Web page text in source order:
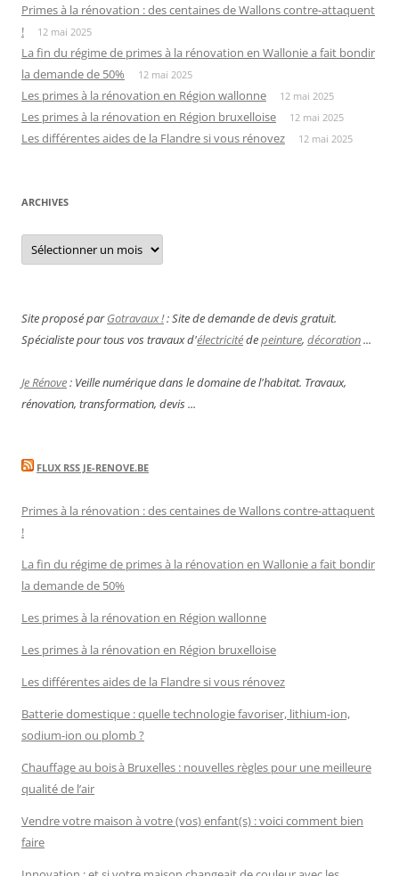
Primes à la rénovation : des centaines de Wallons contre-attaquent
!
12 mai 2025
La fin du régime de primes à la rénovation en Wallonie a fait bondir
la demande de 50%
12 mai 2025
Les primes à la rénovation en Région wallonne 12 mai 2025
Les primes à la rénovation en Région bruxelloise 12 mai 2025
Les différentes aides de la Flandre si vous rénovez 12 mai 2025
ARCHIVES
Archives
Site proposé parGotravaux !: Site de demande de devis gratuit.
Spécialiste pour tous vos travaux d'électricitédepeinture, décoration...
Je Rénove: Veille numérique dans le domaine de l'habitat. Travaux,
rénovation, transformation, devis ...
FLUX RSS JE-RENOVE.BE
Primes à la rénovation : des centaines de Wallons contre-attaquent
!
La fin du régime de primes à la rénovation en Wallonie a fait bondir
la demande de 50%
Les primes à la rénovation en Région wallonne
Les primes à la rénovation en Région bruxelloise
Les différentes aides de la Flandre si vous rénovez
Batterie domestique : quelle technologie favoriser, lithium-ion,
sodium-ion ou plomb ?
Chauffage au bois à Bruxelles : nouvelles règles pour une meilleure
qualité de l’air
Vendre votre maison à votre (vos) enfant(s) : voici comment bien
faire